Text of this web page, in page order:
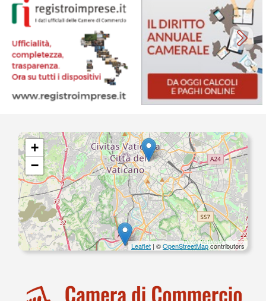
+
−
Leaflet | ©OpenStreetMapcontributors